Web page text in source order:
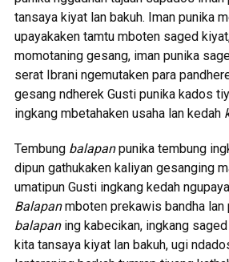
tansaya kiyat lan bakuh. Iman punika
upayakaken tamtu mboten saged
momotaning gesang, iman punika
serat Ibrani ngemutaken para
gesang ndherek Gusti punika kados
ingkang mbetahaken usaha lan kedah
Tembung balapanpunika tembung
dipun gathukaken kaliyan gesanging
umatipun Gusti ingkang kedah
Balapanmboten prekawis bandha lan
balapan ing kabecikan, ingkang
kita tansaya kiyat lan bakuh, ugi